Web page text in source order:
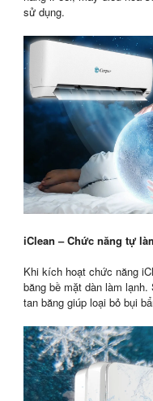
sử dụng.
iClean – Chức năng tự
Khi kích hoạt chức năng
băng bề mặt dàn làm
tan băng giúp loại bỏ bụi